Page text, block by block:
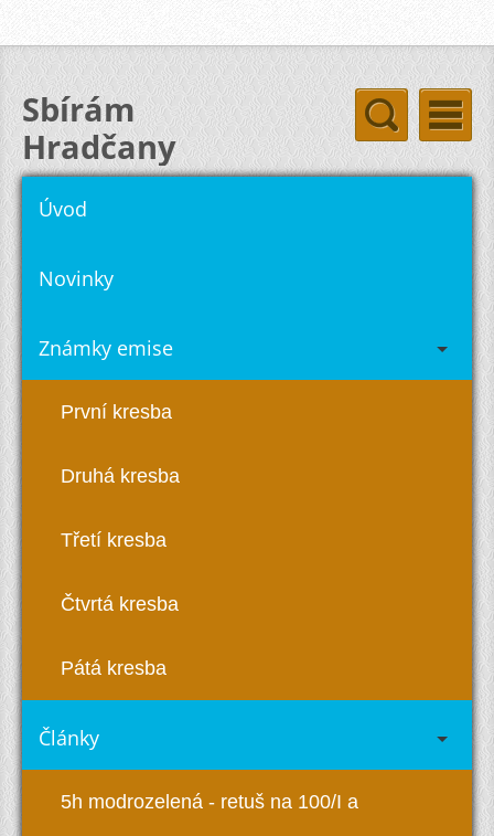
Sbírám
Hradčany
hradcany-stamps.com
Úvod
Novinky
Známky emise
První kresba
Druhá kresba
Třetí kresba
Čtvrtá kresba
Pátá kresba
Články
5h modrozelená - retuš na 100/I a